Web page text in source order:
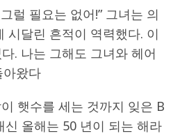
럴 필요는 없어!” 그녀는 의
시달린 흔적이 역력했다. 이
. 나는 그해도 그녀와 헤어
아왔다
햇수를 세는 것까지 잊은 B
신 올해는 50 년이 되는 해라